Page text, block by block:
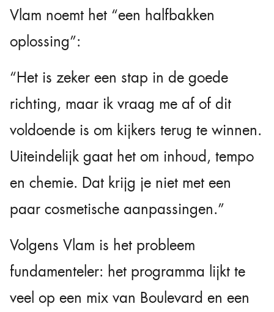
Vlam noemt het “een halfbakken
oplossing”:
“Het is zeker een stap in de goede
richting, maar ik vraag me af of dit
voldoende is om kijkers terug te winnen.
Uiteindelijk gaat het om inhoud, tempo
en chemie. Dat krijg je niet met een
paar cosmetische aanpassingen.”
Volgens Vlam is het probleem
fundamenteler: het programma lijkt te
veel op een mix van Boulevard en een